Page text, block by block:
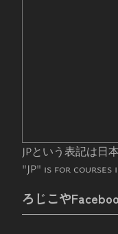
JPという表記は
"JP" is for courses
ろじこや